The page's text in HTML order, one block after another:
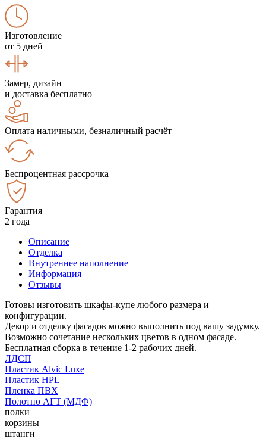
Изготовление
от 5 дней
Замер, дизайн
и доставка бесплатно
Оплата наличными, безналичный расчёт
Беспроцентная рассрочка
Гарантия
2 года
Описание
Отделка
Внутреннее наполнение
Информация
Отзывы
Готовы изготовить шкафы-купе любого размера и
конфигурации.
Декор и отделку фасадов можно выполнить под вашу задумку.
Возможно сочетание нескольких цветов в одном фасаде.
Бесплатная сборка в течение 1-2 рабочих дней.
ЛДСП
Пластик Alvic Luxe
Пластик HPL
Пленка ПВХ
Полотно АГТ (МДФ)
полки
корзины
штанги